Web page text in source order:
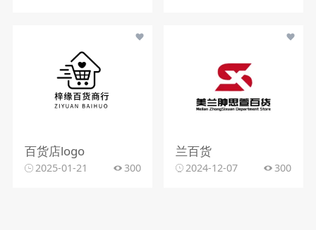
百货店logo
2025-01-21 300
兰百货
2024-12-07 300